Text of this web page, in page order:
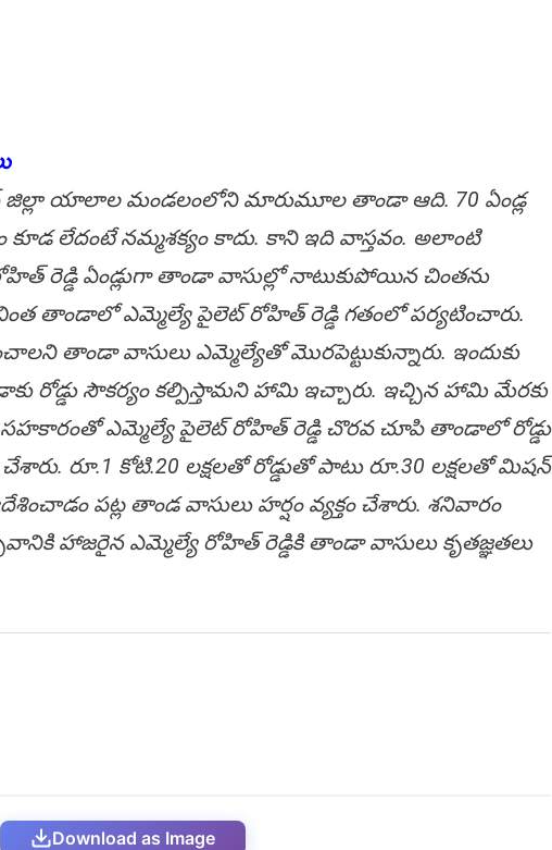
యాలాల మండ‌లంలోని మారుమూల‌ తాండా ఆది. 70 ఏండ్ల
కూడ లేదంటే న‌మ్మ‌శ‌క్యం కాదు. కాని ఇది వాస్త‌వం. అలాంటి
రెడ్డి ఏండ్లుగా తాండా వాసుల్లో నాటుకుపోయిన చింత‌ను
తాండాలో ఎమ్మెల్యే పైలెట్ రోహిత్ రెడ్డి గ‌తంలో ప‌ర్య‌టించారు.
తాండా వాసులు ఎమ్మెల్యేతో మొర‌పెట్టుకున్నారు. ఇందుకు
రోడ్డు సౌక‌ర్యం క‌ల్పిస్తామ‌ని హామి ఇచ్చారు. ఇచ్చిన హామి మేర‌కు
సహకారంతో ఎమ్మెల్యే పైలెట్ రోహిత్ రెడ్డి చొరవ చూపి తాండాలో రోడ్డు
రూ.1 కోటి.20 లక్షలతో రోడ్డుతో పాటు రూ.30 లక్షలతో మిషన్
పట్ల తాండ వాసులు హర్షం వ్యక్తం చేశారు. శ‌నివారం
హాజ‌రైన ఎమ్మెల్యే రోహిత్ రెడ్డికి తాండా వాసులు కృత‌జ్ఞ‌త‌లు
Download as Image